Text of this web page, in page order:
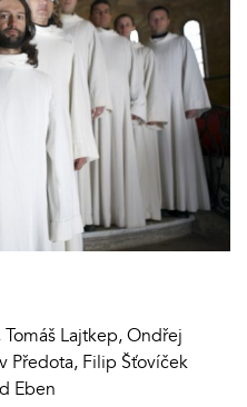
Lajtkep, Ondřej
Předota, Filip Šťovíček
Eben